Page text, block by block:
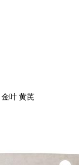
金叶 黄芪